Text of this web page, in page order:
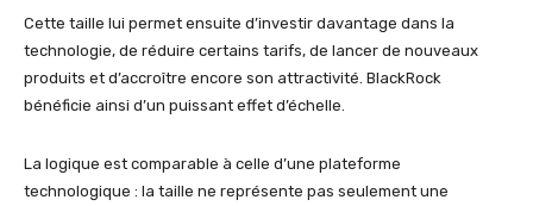
Cette taille lui permet ensuite d’investir davantage dans la
technologie, de réduire certains tarifs, de lancer de nouveaux
produits et d’accroître encore son attractivité. BlackRock
bénéficie ainsi d’un puissant effet d’échelle.
La logique est comparable à celle d’une plateforme
technologique : la taille ne représente pas seulement une